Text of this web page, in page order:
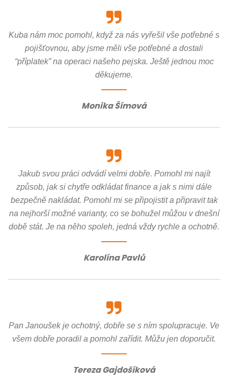
Kuba nám moc pomohl, když za nás vyřešil vše potřebné s
pojišťovnou, aby jsme měli vše potřebné a dostali
“příplatek” na operaci našeho pejska. Ještě jednou moc
děkujeme.
Monika Šímová
Jakub svou práci odvádí velmi dobře. Pomohl mi najít
způsob, jak si chytře odkládat finance a jak s nimi dále
bezpečně nakládat. Pomohl mi se připojistit a připravit tak
na nejhorší možné varianty, co se bohužel můžou v dnešní
době stát. Je na něho spoleh, jedná vždy rychle a ochotně.
Karolína Pavlů
Pan Janoušek je ochotný, dobře se s ním spolupracuje. Ve
všem dobře poradil a pomohl zařídit. Můžu jen doporučit.
Tereza Gajdošíková